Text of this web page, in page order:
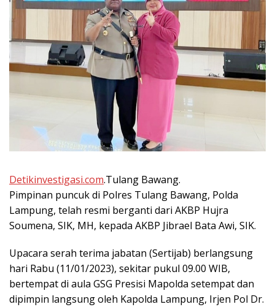
Detikinvestigasi.com.Tulang Bawang.
Pimpinan puncuk di Polres Tulang Bawang, Polda
Lampung, telah resmi berganti dari AKBP Hujra
Soumena, SIK, MH, kepada AKBP Jibrael Bata Awi, SIK.
Upacara serah terima jabatan (Sertijab) berlangsung
hari Rabu (11/01/2023), sekitar pukul 09.00 WIB,
bertempat di aula GSG Presisi Mapolda setempat dan
dipimpin langsung oleh Kapolda Lampung, Irjen Pol Dr.